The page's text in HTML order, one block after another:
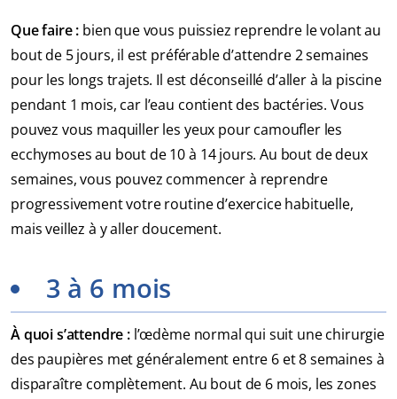
Que faire : bien que vous puissiez reprendre le volant au
bout de 5 jours, il est préférable d’attendre 2 semaines
pour les longs trajets. Il est déconseillé d’aller à la piscine
pendant 1 mois, car l’eau contient des bactéries. Vous
pouvez vous maquiller les yeux pour camoufler les
ecchymoses au bout de 10 à 14 jours. Au bout de deux
semaines, vous pouvez commencer à reprendre
progressivement votre routine d’exercice habituelle,
mais veillez à y aller doucement.
3 à 6 mois
À quoi s’attendre :l’œdème normal qui suit une chirurgie
des paupières met généralement entre 6 et 8 semaines à
disparaître complètement. Au bout de 6 mois, les zones